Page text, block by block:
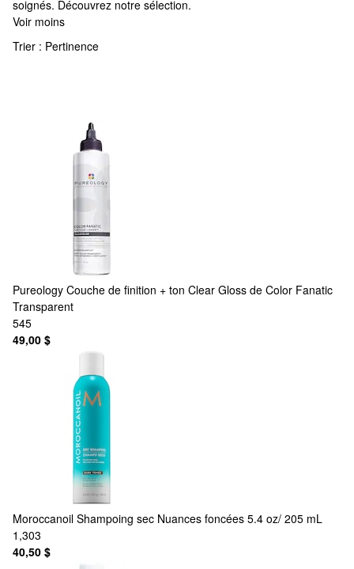
soignés. Découvrez notre sélection.
Voir moins
Trier : Pertinence
Pureology Couche de finition + ton Clear Gloss de Color Fanatic
Transparent
545
49,00 $
Moroccanoil Shampoing sec Nuances foncées 5.4 oz/ 205 mL
1,303
40,50 $